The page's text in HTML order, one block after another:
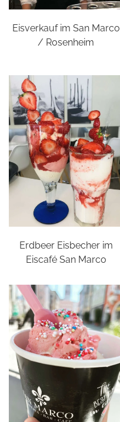
Eisverkauf im San Marco
/ Rosenheim
Erdbeer Eisbecher im
Eiscafé San Marco